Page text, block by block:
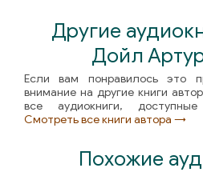
Другие
Дойл
Если вам понравилось это
внимание на другие книги
все аудиокниги,
Смотреть все книги автора →
Похожие